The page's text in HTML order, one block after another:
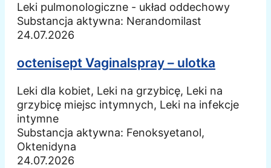
Leki pulmonologiczne - układ oddechowy
Substancja aktywna: Nerandomilast
24.07.2026
octenisept Vaginalspray – ulotka
Leki dla kobiet, Leki na grzybicę, Leki na
grzybicę miejsc intymnych, Leki na infekcje
intymne
Substancja aktywna: Fenoksyetanol,
Oktenidyna
24.07.2026